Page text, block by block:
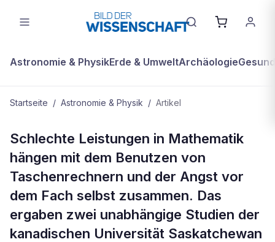
Astronomie & PhysikErde & UmweltArchäologie
Startseite / Astronomie & Physik / Artikel
Wegen Taschenrechnern schlecht in
Mathe
Schlechte Leistungen in Mathematik
hängen mit dem Benutzen von
Taschenrechnern und der Angst vor
dem Fach selbst zusammen. Das
ergaben zwei unabhängige Studien der
kanadischen Universität Saskatchewan